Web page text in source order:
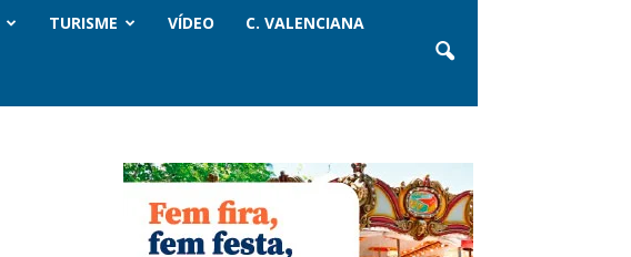
TURISME VÍDEO C. VALENCIANA